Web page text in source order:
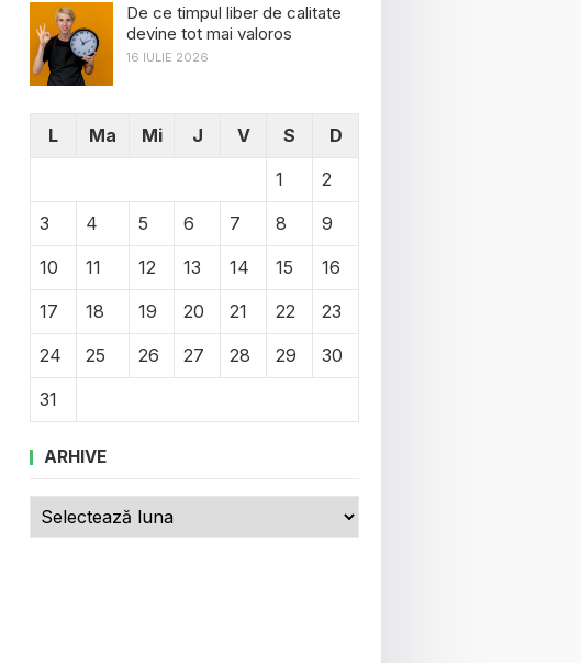
De ce timpul liber de calitate
devine tot mai valoros
16 IULIE 2026
L Ma Mi J V S
D
1
2
3
4 5 6 7 8
9
10
11 12 13 14 15
16
17
18 19 20 21 22
23
24
25 26 27 28 29
30
31
ARHIVE
Arhive